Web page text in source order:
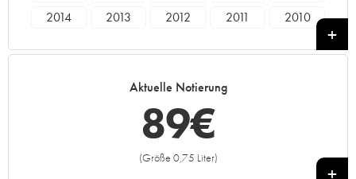
2014
2013 2012 2011
2010
Aktuelle Notierung
89€
(Größe 0,75 Liter)
+